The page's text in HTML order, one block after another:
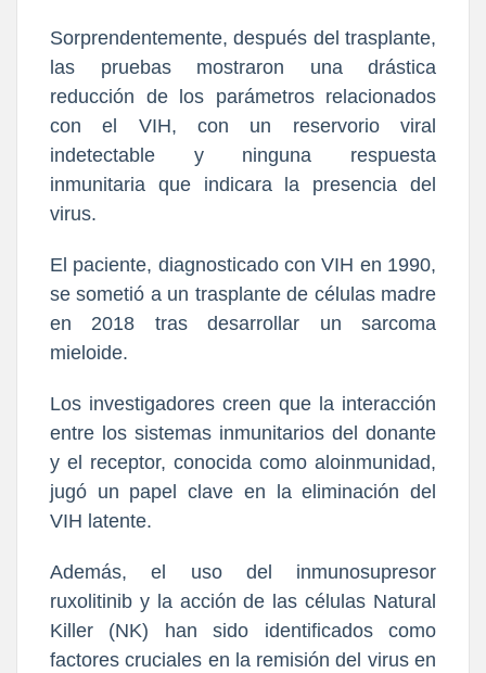
Sorprendentemente, después del trasplante,
las pruebas mostraron una drástica
reducción de los parámetros relacionados
con el VIH, con un reservorio viral
indetectable y ninguna respuesta
inmunitaria que indicara la presencia del
virus.
El paciente, diagnosticado con VIH en 1990,
se sometió a un trasplante de células madre
en 2018 tras desarrollar un sarcoma
mieloide.
Los investigadores creen que la interacción
entre los sistemas inmunitarios del donante
y el receptor, conocida como aloinmunidad,
jugó un papel clave en la eliminación del
VIH latente.
Además, el uso del inmunosupresor
ruxolitinib y la acción de las células Natural
Killer (NK) han sido identificados como
factores cruciales en la remisión del virus en